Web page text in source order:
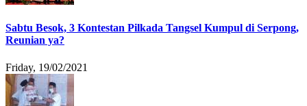
Sabtu Besok, 3 Kontestan Pilkada Tangsel Kumpul di Serpong,
Reunian ya?
Friday, 19/02/2021